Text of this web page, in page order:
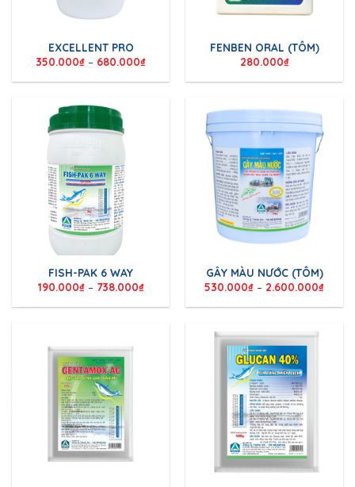
EXCELLENT PRO
350.000₫ – 680.000₫
FENBEN ORAL (TÔM)
280.000₫
FISH-PAK 6 WAY
190.000₫– 738.000₫
GÂY MÀU NƯỚC (TÔM)
530.000₫ – 2.600.000₫